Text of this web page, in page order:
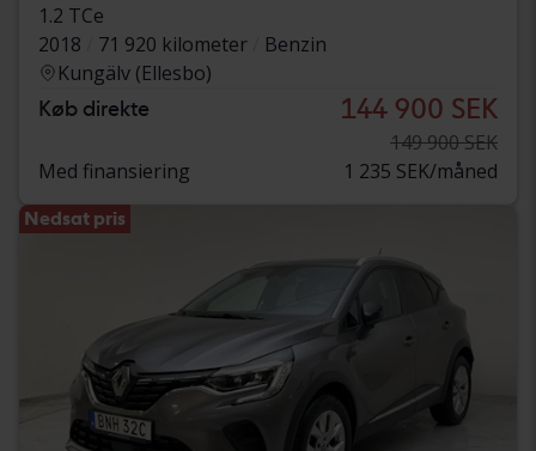
1.2 TCe
2018
71 920 kilometer
Benzin
Kungälv (Ellesbo)
Køb direkte 144 900 SEK
149 900 SEK
Med finansiering
1 235 SEK/måned
Nedsat pris